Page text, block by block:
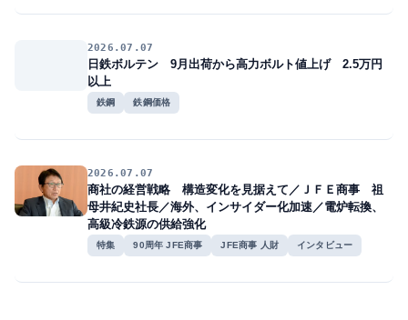
2026.07.07
日鉄ボルテン 9月出荷から高力ボルト値上げ 2.5万円
以上
鉄鋼 鉄鋼価格
2026.07.07
商社の経営戦略 構造変化を見据えて／ＪＦＥ商事 祖
母井紀史社長／海外、インサイダー化加速／電炉転換、
高級冷鉄源の供給強化
特集 90周年 JFE商事 JFE商事 人財 インタビュー